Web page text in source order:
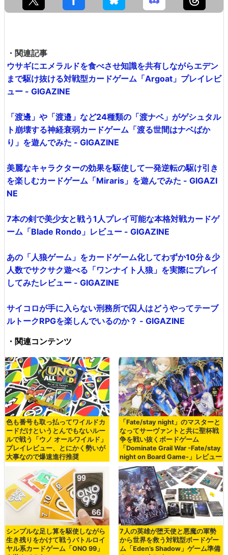
・関連記事
ウサギにエメラルドを食べさせ知識を共有しながらエデン
まで駆け抜ける対戦型カードゲーム「Argoat」プレイレビ
ュー - GIGAZINE
「渡邊」や「渡邉」など24種類の「渡ナベ」がゲシュタル
ト崩壊する神経衰弱カードゲーム「渡る世間はナベばか
り」を遊んでみた - GIGAZINE
美麗なキャラクターの効果を駆使して一発逆転の駆け引き
を楽しむカードゲーム「Miraris」を遊んでみた - GIGAZI
NE
7本の剣で美少女と戦う1人プレイ可能な本格対戦カードゲ
ーム「Blade Rondo」レビュー - GIGAZINE
あの「人狼ゲーム」をカードゲーム化してわずか10分＆少
人数でサクサク遊べる「ワンナイト人狼」を実際にプレイ
してみたレビュー - GIGAZINE
サイコロが手に入らない刑務所で囚人はどうやってテーブ
ルトークRPGを楽しんでいるのか？ - GIGAZINE
・関連コンテンツ
色も番号も取っ払ってワイルドカ
ードだけというとんでもないルー
ルで戦う「ウノ オールワイルド」
プレイレビュー、とにかく勢いが
大事なので爆速進行推奨
「Fate/stay night」のマスターと
なってサーヴァントと共に聖杯戦
争を戦い抜くボードゲーム
「Dominate Grail War -Fate/stay
night on Board Game-」レビュー
シンプルな足し算を駆使しながら
生き残りをかけて戦うバトルロイ
ヤル系カードゲーム「ONO 99」
7人の英雄が堕天使と悪魔の軍勢
から世界を救う対戦型ボードゲー
ム「Eden’s Shadow」ゲーム準備